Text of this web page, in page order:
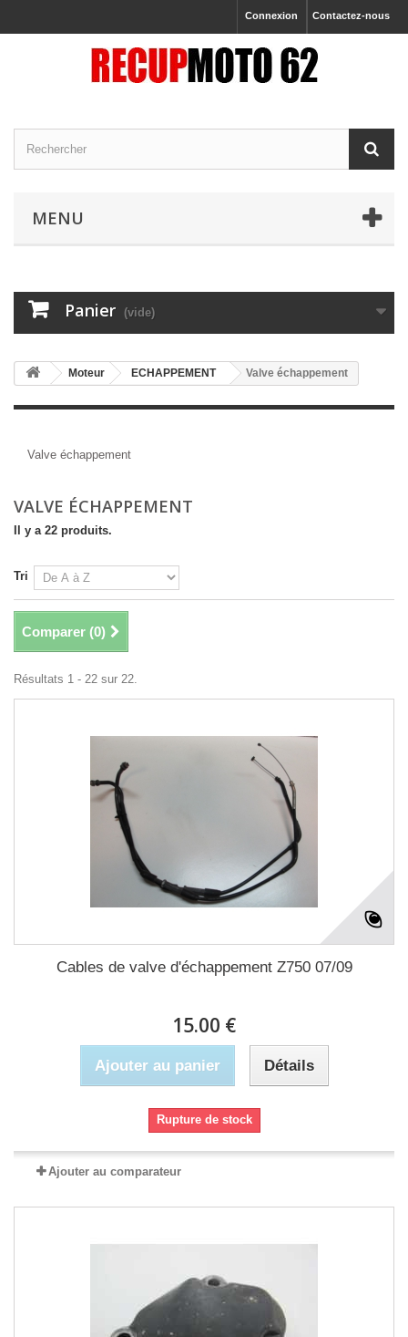
Contactez-nous
Connexion
MENU
Panier (vide)
Moteur ECHAPPEMENT Valve échappement
Valve échappement
VALVE ÉCHAPPEMENT
Il y a 22 produits.
Tri
Comparer (0)
Résultats 1 - 22 sur 22.
Cables de valve d'échappement Z750 07/09
15.00 €
Ajouter au panier Détails
Rupture de stock
Ajouter au comparateur